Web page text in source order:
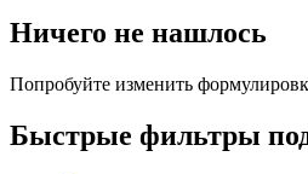
Ничего не нашлось
Попробуйте изменить
Быстрые фильтры